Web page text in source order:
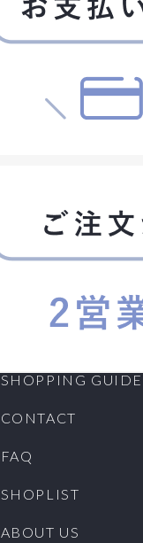
SHOPPING GUIDE
CONTACT
FAQ
SHOPLIST
ABOUT US